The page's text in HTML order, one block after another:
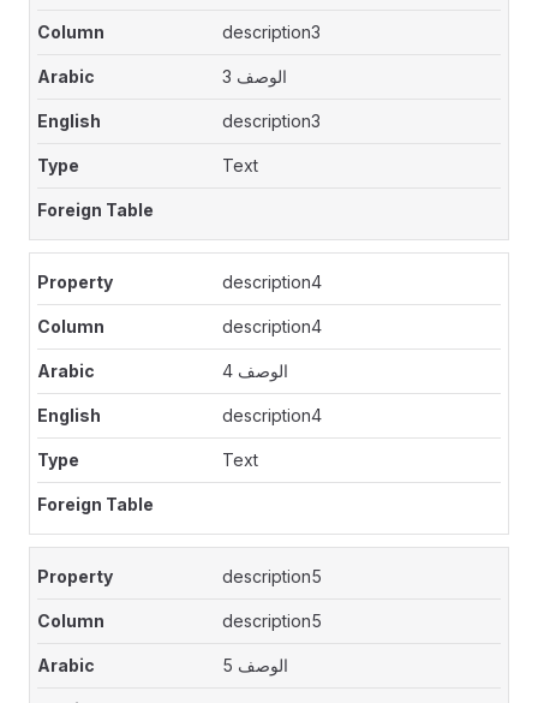
description3
الوصف 3
description3
Text
description4
description4
الوصف 4
description4
Text
description5
description5
الوصف 5